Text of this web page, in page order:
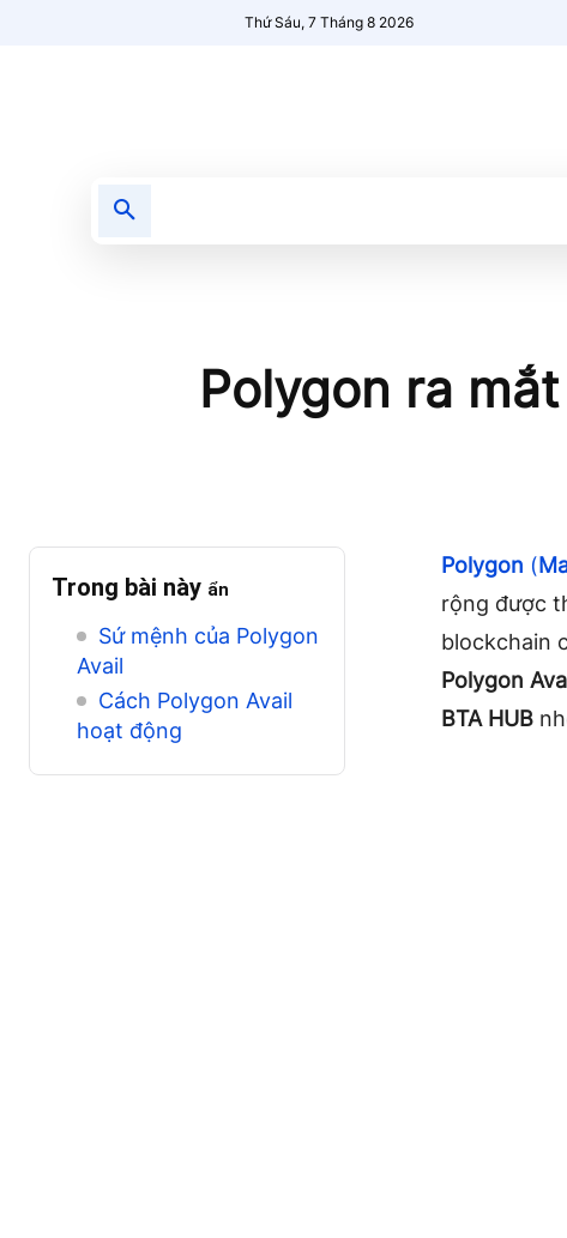
Thứ Sáu, 7 Tháng 8 2026
Polygon ra
Trong bài này ẩn
Sứ mệnh của Polygon
Avail
Cách Polygon Avail
hoạt động
Polygon (
rộng được
blockchain
Polygon
BTA HUB